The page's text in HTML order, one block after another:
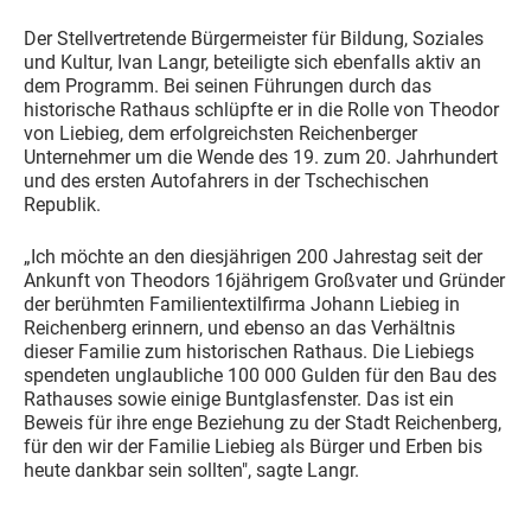
Der Stellvertretende Bürgermeister für Bildung, Soziales
und Kultur, Ivan Langr, beteiligte sich ebenfalls aktiv an
dem Programm. Bei seinen Führungen durch das
historische Rathaus schlüpfte er in die Rolle von Theodor
von Liebieg, dem erfolgreichsten Reichenberger
Unternehmer um die Wende des 19. zum 20. Jahrhundert
und des ersten Autofahrers in der Tschechischen
Republik.
„Ich möchte an den diesjährigen 200 Jahrestag seit der
Ankunft von Theodors 16jährigem Großvater und Gründer
der berühmten Familientextilfirma Johann Liebieg in
Reichenberg erinnern, und ebenso an das Verhältnis
dieser Familie zum historischen Rathaus. Die Liebiegs
spendeten unglaubliche 100 000 Gulden für den Bau des
Rathauses sowie einige Buntglasfenster. Das ist ein
Beweis für ihre enge Beziehung zu der Stadt Reichenberg,
für den wir der Familie Liebieg als Bürger und Erben bis
heute dankbar sein sollten", sagte Langr.